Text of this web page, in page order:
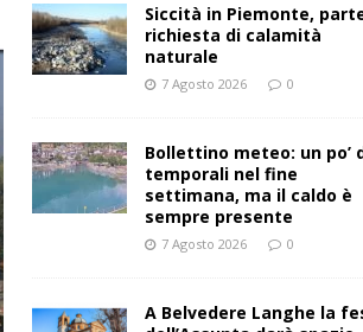
Siccità in Piemonte,
richiesta di calamità
naturale
7 Agosto 2026 0
Bollettino meteo: un po’
temporali nel fine
settimana, ma il caldo è
sempre presente
7 Agosto 2026 0
A Belvedere Langhe la